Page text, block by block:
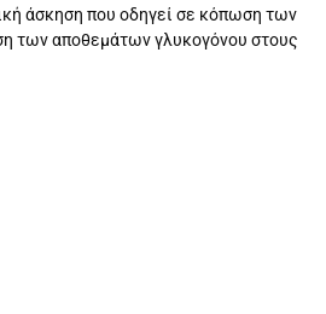
άσκηση που οδηγεί σε κόπωση των
των αποθεμάτων γλυκογόνου στους